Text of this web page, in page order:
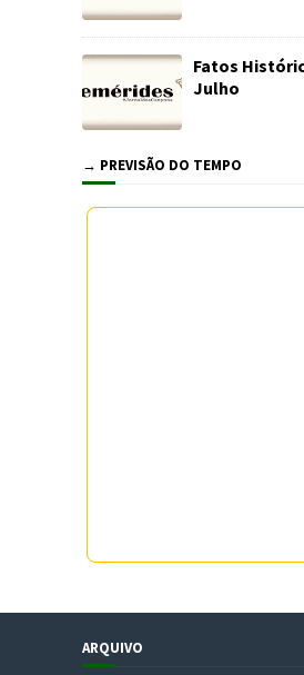
Fatos
Julho
→ PREVISÃO DO TEMPO
ARQUIVO